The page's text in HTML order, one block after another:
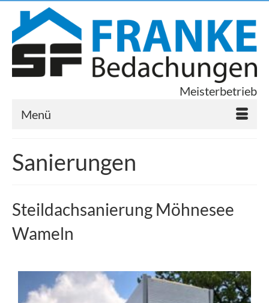
Meisterbetrieb
Menü
Sanierungen
Steildachsanierung Möhnesee
Wameln